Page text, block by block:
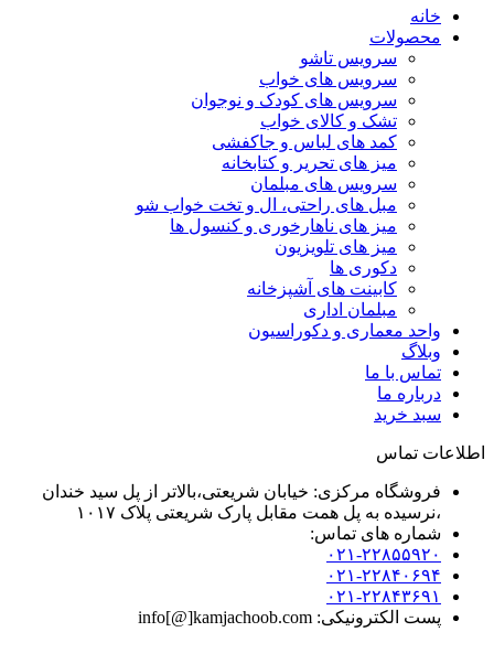
خانه
محصولات
سرویس تاشو
سرویس های خواب
سرویس های کودک و نوجوان
تشک و کالای خواب
کمد های لباس و جاکفشی
میز های تحریر و کتابخانه
سرویس های مبلمان
مبل های راحتی، ال و تخت خواب شو
میز های ناهارخوری و کنسول ها
میز های تلویزیون
دکوری ها
کابینت های آشپزخانه
مبلمان اداری
واحد معماری و دکوراسیون
وبلاگ
تماس با ما
درباره ما
سبد خرید
اطلاعات تماس
فروشگاه مرکزی: خیابان شریعتی،بالاتر از پل سید خندان
،نرسیده به پل همت مقابل پارک شریعتی پلاک ۱۰۱۷
شماره های تماس:
۰۲۱-۲۲۸۵۵۹۲۰
۰۲۱-۲۲۸۴۰۶۹۴
۰۲۱-۲۲۸۴۳۶۹۱
پست الکترونیکی: info[@]kamjachoob.com